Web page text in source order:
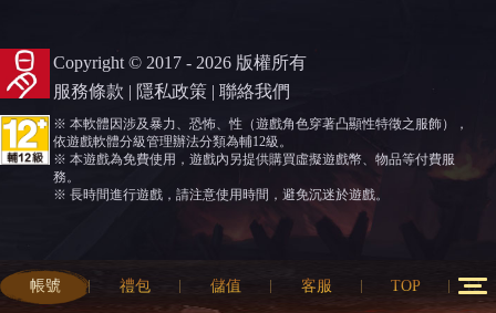
Copyright © 2017 - 2026 版權所有
服務條款 | 隱私政策 | 聯絡我們
※ 本軟體因涉及暴力、恐怖、性（遊戲角色穿著凸顯性特徵之服飾），
依遊戲軟體分級管理辦法分類為輔12級。
※ 本遊戲為免費使用，遊戲內另提供購買虛擬遊戲幣、物品等付費服
務。
※ 長時間進行遊戲，請注意使用時間，避免沉迷於遊戲。
帳號 禮包 儲值 客服 TOP 12